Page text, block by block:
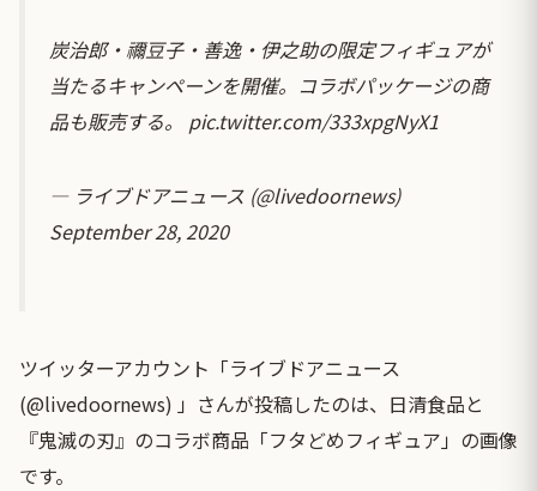
炭治郎・禰豆子・善逸・伊之助の限定フィギュアが
当たるキャンペーンを開催。コラボパッケージの商
品も販売する。 pic.twitter.com/333xpgNyX1
— ライブドアニュース (@livedoornews)
September 28, 2020
ツイッターアカウント「ライブドアニュース
(@livedoornews) 」さんが投稿したのは、日清食品と
『鬼滅の刃』のコラボ商品「フタどめフィギュア」の画像
です。